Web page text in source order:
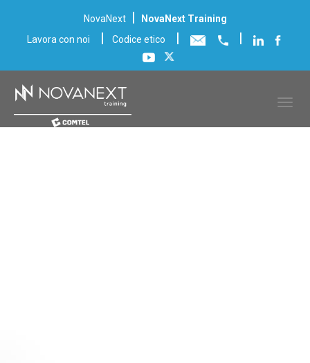
NovaNext |
NovaNext Training
Lavora con noi
| Codice etico | |